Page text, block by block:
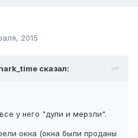
2015
сказал:
у него "дули и мерзли".
окна (окна были проданы